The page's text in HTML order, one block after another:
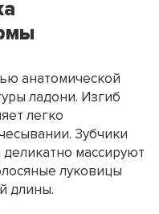
анатомической
ладони. Изгиб
легко
Зубчики
массируют
луковицы
длины.